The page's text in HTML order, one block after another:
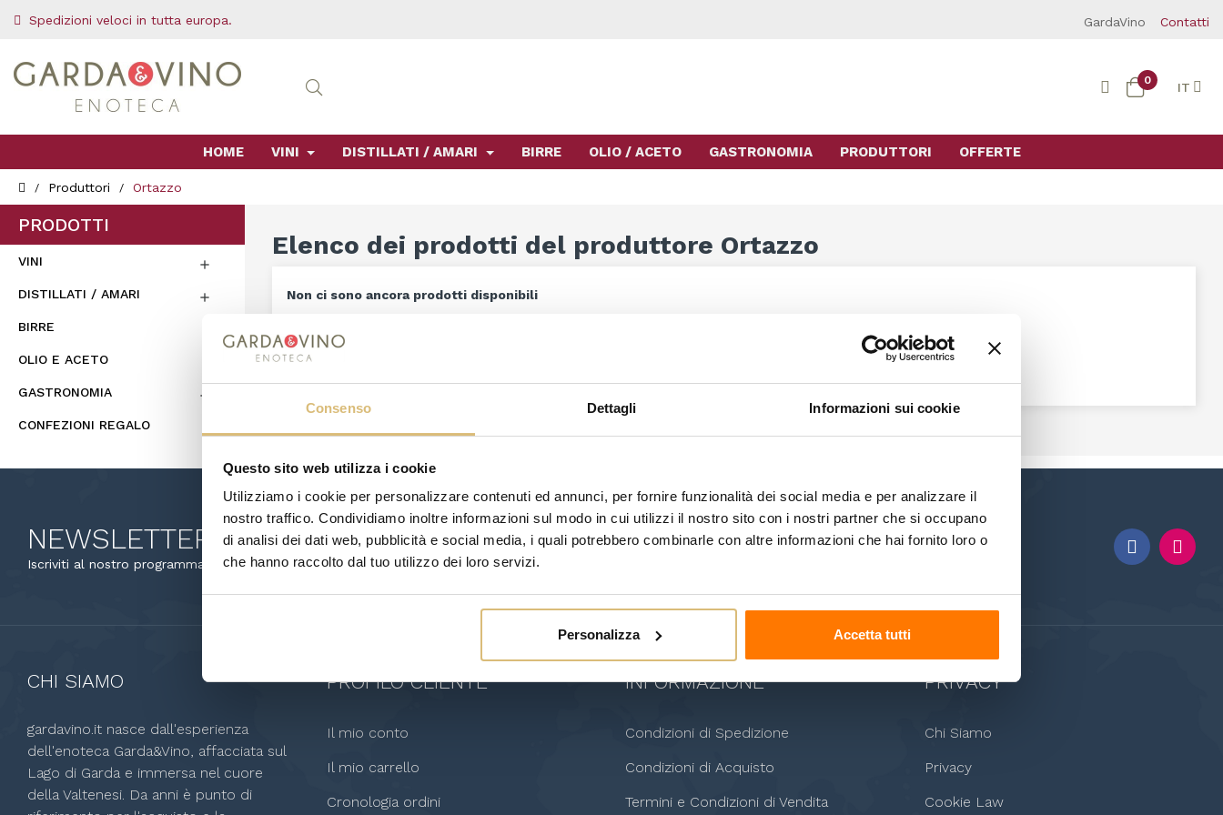
Consenso Dettagli Informazioni sui cookie
Questo sito web utilizza i cookie
Utilizziamo i cookie per personalizzare contenuti ed annunci, per fornire funzionalità dei social media e per analizzare il
nostro traffico. Condividiamo inoltre informazioni sul modo in cui utilizzi il nostro sito con i nostri partner che si occupano
di analisi dei dati web, pubblicità e social media, i quali potrebbero combinarle con altre informazioni che hai fornito loro o
che hanno raccolto dal tuo utilizzo dei loro servizi.
Personalizza Accetta tutti
Spedizioni veloci in tutta europa. GardaVino Contatti
0 IT
HOME VINI DISTILLATI / AMARI BIRRE OLIO / ACETO GASTRONOMIA PRODUTTORI OFFERTE
Produttori Ortazzo
PRODOTTI
VINI

DISTILLATI / AMARI

BIRRE
OLIO E ACETO
GASTRONOMIA

CONFEZIONI REGALO
Elenco dei prodotti del produttore Ortazzo
Non ci sono ancora prodotti disponibili
NEWSLETTER
Iscriviti al nostro programma di newsletter.
ISCRIVITI
Puoi annullare l'iscrizione in ogni momento. A
SEGUICI SU:
CHI SIAMO
gardavino.it nasce dall'esperienza
dell'enoteca Garda&Vino, affacciata sul
Lago di Garda e immersa nel cuore
della Valtenesi. Da anni è punto di
PROFILO CLIENTE
Il mio conto
Il mio carrello
Cronologia ordini
INFORMAZIONE
Condizioni di Spedizione
Condizioni di Acquisto
Termini e Condizioni di Vendita
PRIVACY
Chi Siamo
Privacy
Cookie Law